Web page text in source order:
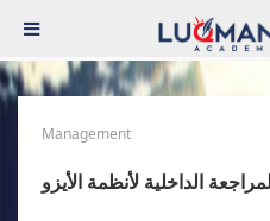
Management
الداخلية لأنظمة الأيزو